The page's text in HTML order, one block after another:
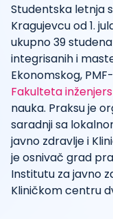
Studentska letnja
Kragujevcu od 1.
ukupno 39
integrisanih i
Ekonomskog,
Fakulteta
nauka. Praksu je
saradnji sa
javno zdravlje i
je osnivač grad
Institutu za javno
Kliničkom centru